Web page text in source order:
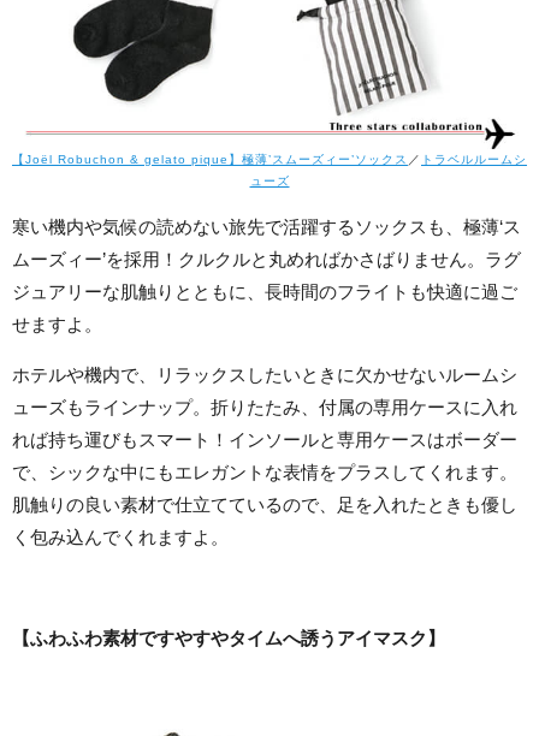
【Joël Robuchon & gelato pique】極薄’スムーズィー’ソックス ／ トラベルルームシ
ューズ
寒い機内や気候の読めない旅先で活躍するソックスも、極薄‘ス
ムーズィー’を採用！クルクルと丸めればかさばりません。ラグ
ジュアリーな肌触りとともに、長時間のフライトも快適に過ご
せますよ。
ホテルや機内で、リラックスしたいときに欠かせないルームシ
ューズもラインナップ。折りたたみ、付属の専用ケースに入れ
れば持ち運びもスマート！インソールと専用ケースはボーダー
で、シックな中にもエレガントな表情をプラスしてくれます。
肌触りの良い素材で仕立てているので、足を入れたときも優し
く包み込んでくれますよ。
【ふわふわ素材ですやすやタイムへ誘うアイマスク】